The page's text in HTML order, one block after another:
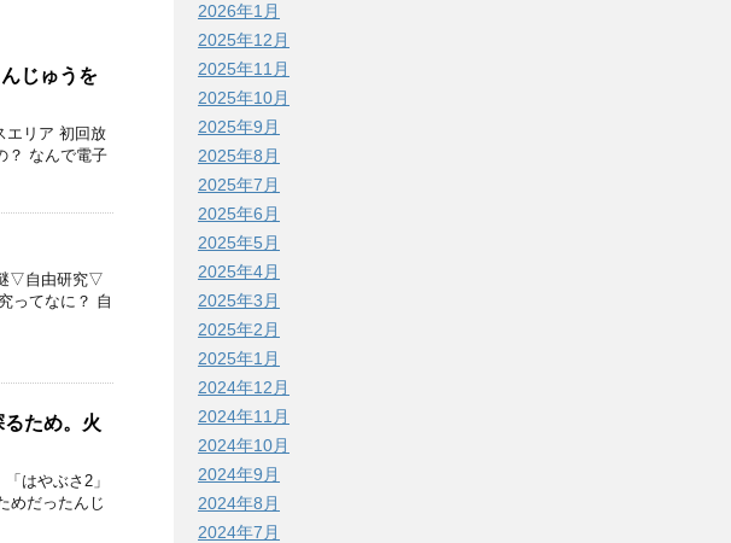
じゅうを
リア 初回放
？ なんで電子
▽自由研究▽
ってなに？ 自
ため。火
はやぶさ2」
めだったんじ
2026年1月
2025年12月
2025年11月
2025年10月
2025年9月
2025年8月
2025年7月
2025年6月
2025年5月
2025年4月
2025年3月
2025年2月
2025年1月
2024年12月
2024年11月
2024年10月
2024年9月
2024年8月
2024年7月